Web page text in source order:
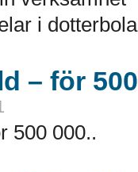
i
– för
500 000..